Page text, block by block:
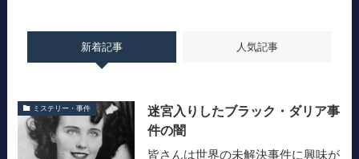
新着記事 人気記事
ミステリー・事件
迷宮入りしたブラック・ダリア事
件の闇
皆さんは世界の未解決事件に興味が